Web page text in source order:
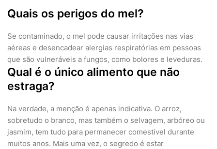
Quais os perigos do mel?
Se contaminado, o mel pode causar irritações nas vias
aéreas e desencadear alergias respiratórias em pessoas
que são vulneráveis a fungos, como bolores e leveduras.
Qual é o único alimento que não
estraga?
Na verdade, a menção é apenas indicativa. O arroz,
sobretudo o branco, mas também o selvagem, arbóreo ou
jasmim, tem tudo para permanecer comestível durante
muitos anos. Mais uma vez, o segredo é estar